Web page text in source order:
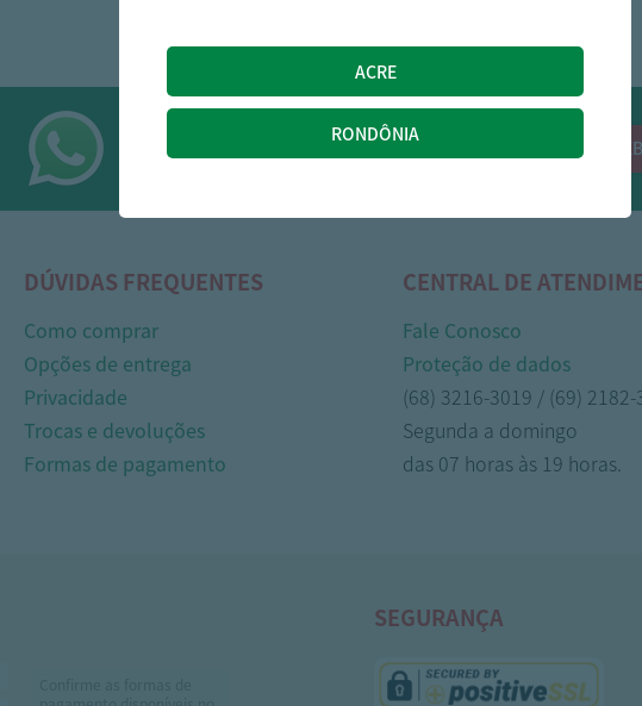
OFERTAS NO WHATSAPP:
Siga nossos canais oficiais de ofertas no
DÚVIDAS FREQUENTES
Como comprar
Opções de entrega
Privacidade
Trocas e devoluções
Formas de pagamento
CENTRAL DE
Fale Conosco
Proteção de dados
(68) 3216-3019 / (69) 2182-
Segunda a domingo
das 07 horas às 19 horas.
SEGURANÇA